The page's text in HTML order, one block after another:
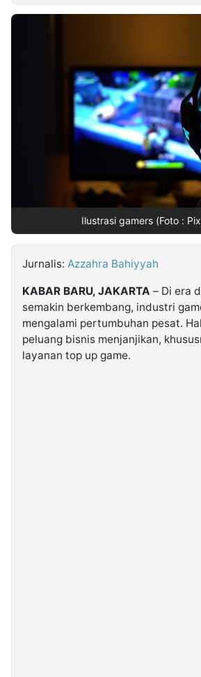
INDONESIA
Dinamikapost.com
Kabarbaru.co
Ilustrasi gamers (Foto :
Jurnalis: Azzahra Bahiyyah
KABAR BARU, JAKARTA – Di era
semakin berkembang, industri
mengalami pertumbuhan pesat.
peluang bisnis menjanjikan,
layanan top up game.